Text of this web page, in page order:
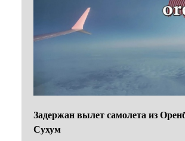
Задержан вылет самолета из
Сухум